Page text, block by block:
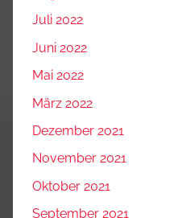
Juli 2022
Juni 2022
Mai 2022
März 2022
Dezember 2021
November 2021
Oktober 2021
September 2021